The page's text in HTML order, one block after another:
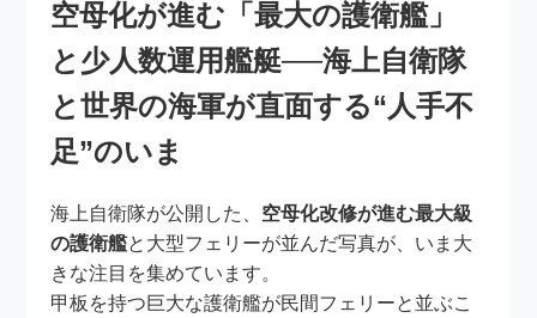
空母化が進む「最大の護衛艦」
と少人数運用艦艇──海上自衛隊
と世界の海軍が直面する“人手不
足”のいま
海上自衛隊が公開した、 空母化改修が進む最大級
の護衛艦と大型フェリーが並んだ写真が、いま大
きな注目を集めています。
甲板を持つ巨大な護衛艦が民間フェリーと並ぶこ